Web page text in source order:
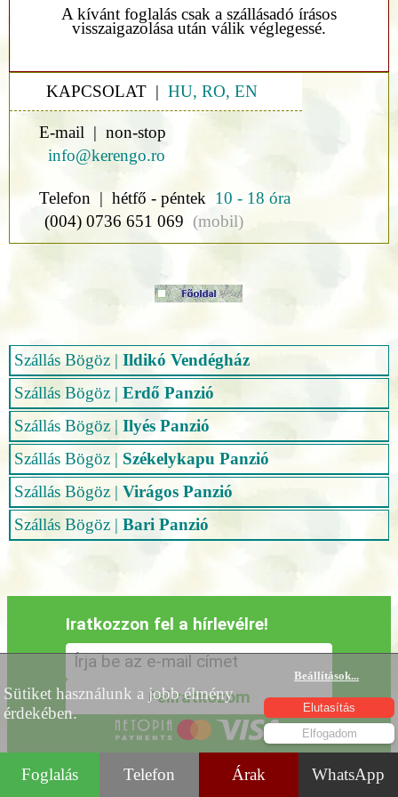
Foglalás Telefon Árak WhatsApp
Szállás Bögöz | Ildikó Vendégház
Szállás Bögöz | Erdő Panzió
Szállás Bögöz | Ilyés Panzió
Szállás Bögöz | Székelykapu Panzió
Szállás Bögöz | Virágos Panzió
Szállás Bögöz | Bari Panzió
A kívánt foglalás csak a szállásadó írásos
visszaigazolása után válik véglegessé.
KAPCSOLAT | HU, RO, EN
E-mail | non-stop
info@kerengo.ro
Telefon | hétfő - péntek 10 - 18 óra
(004) 0736 651 069 (mobil)
Iratkozzon fel a hírlevélre!
Sütiket használunk a jobb élmény
érdekében.
Beállítások...
Elutasítás
Elfogadom